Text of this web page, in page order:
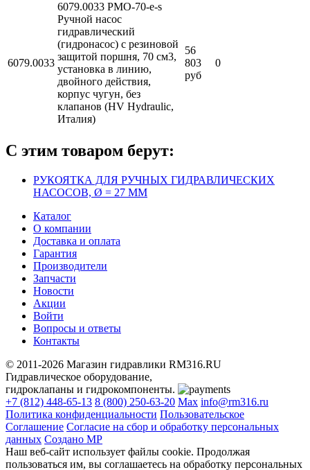
6079.0033
6079.0033 PMO-70-e-s
Ручной насос
гидравлический
(гидронасос) с резиновой
защитой поршня, 70 см3,
установка в линию,
двойного действия,
корпус чугун, без
клапанов (HV Hydraulic,
Италия)
56
803
руб
0
С этим товаром берут:
РУКОЯТКА ДЛЯ РУЧНЫХ ГИДРАВЛИЧЕСКИХ
НАСОСОВ, Ø = 27 ММ
Каталог
О компании
Доставка и оплата
Гарантия
Производители
Запчасти
Новости
Акции
Войти
Вопросы и ответы
Контакты
© 2011-2026 Магазин гидравлики RM316.RU
Гидравлическое оборудование,
гидроклапаны и гидрокомпоненты.
+7 (812) 448-65-13 8 (800) 250-63-20 Max info@rm316.ru
Политика конфиденциальности Пользовательское
Соглашение Согласие на сбор и обработку персональных
данных Создано МР
Наш веб-сайт использует файлы cookie. Продолжая
пользоваться им, вы соглашаетесь на обработку персональных